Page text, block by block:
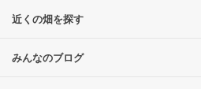
近くの畑を探す
みんなのブログ